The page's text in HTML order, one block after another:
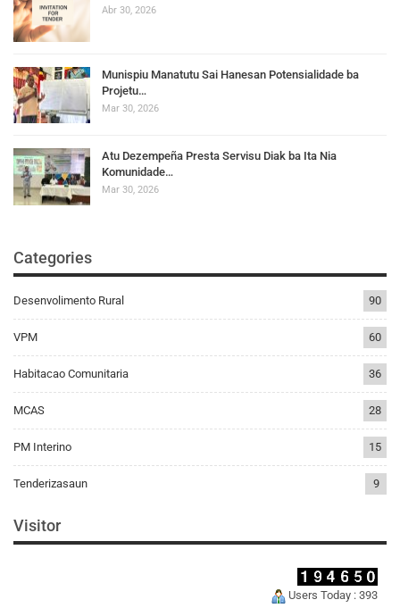
Abr 30, 2026
Munispiu Manatutu Sai Hanesan Potensialidade ba
Projetu…
Mar 30, 2026
Atu Dezempeña Presta Servisu Diak ba Ita Nia
Komunidade…
Mar 30, 2026
Categories
Desenvolimento Rural 90
VPM 60
Habitacao Comunitaria 36
MCAS 28
PM Interino 15
Tenderizasaun 9
Visitor
Users Today : 393